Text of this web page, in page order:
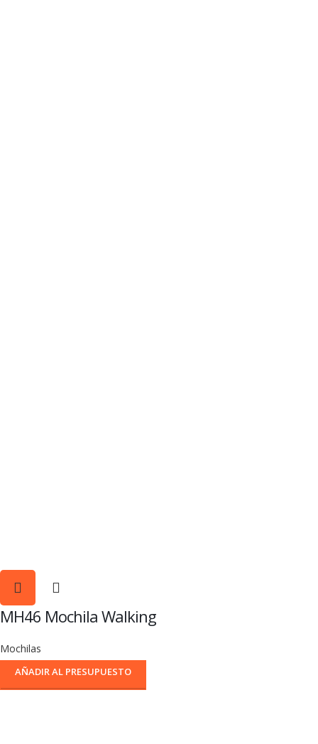
MH46 Mochila Walking
Mochilas
AÑADIR AL PRESUPUESTO